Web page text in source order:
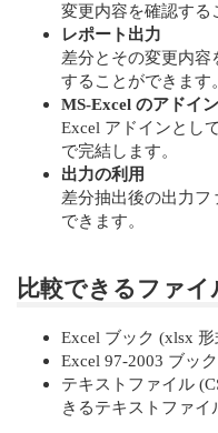
変更内容を確認する
レポート出力
差分とその変更内容
することができます。
MS-Excel のアドイン
Excel アドインとし
で完結します。
出力の利用
差分抽出後の出力
できます。
比較できるファイ
Excel ブック (xlsx
Excel 97-2003 ブッ
テキストファイル
きるテキストファイ